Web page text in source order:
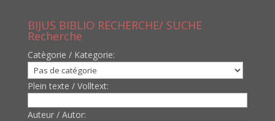
BIJUS BIBLIO RECHERCHE/ SUCHE
Recherche
Catègorie / Kategorie:
Plein texte / Volltext:
Auteur / Autor: